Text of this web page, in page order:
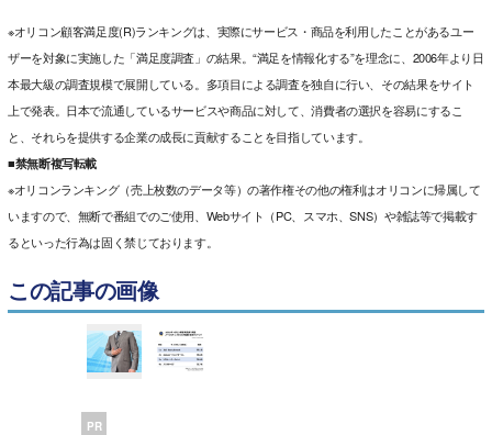
※オリコン顧客満足度(R)ランキングは、実際にサービス・商品を利用したことがあるユー
ザーを対象に実施した「満足度調査」の結果。“満足を情報化する”を理念に、2006年より日
本最大級の調査規模で展開している。多項目による調査を独自に行い、その結果をサイト
上で発表。日本で流通しているサービスや商品に対して、消費者の選択を容易にするこ
と、それらを提供する企業の成長に貢献することを目指しています。
■禁無断複写転載
※オリコンランキング（売上枚数のデータ等）の著作権その他の権利はオリコンに帰属して
いますので、無断で番組でのご使用、Webサイト（PC、スマホ、SNS）や雑誌等で掲載す
るといった行為は固く禁じております。
この記事の画像
PR